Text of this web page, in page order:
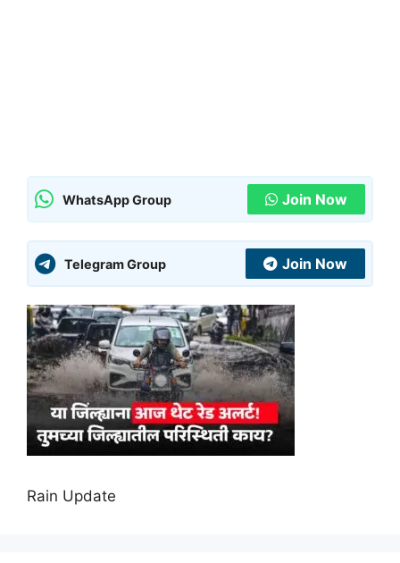
WhatsApp Group Join Now
Telegram Group Join Now
Rain Update